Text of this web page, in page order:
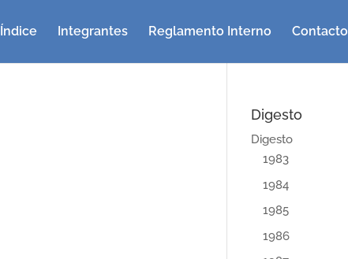
Índice Integrantes Reglamento Interno Contacto
Digesto
Digesto
1983
1984
1985
1986